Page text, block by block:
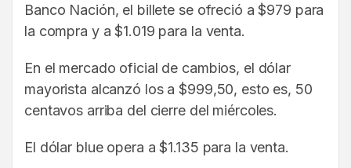
Banco Nación, el billete se ofreció a $979 para
la compra y a $1.019 para la venta.
En el mercado oficial de cambios, el dólar
mayorista alcanzó los a $999,50, esto es, 50
centavos arriba del cierre del miércoles.
El dólar blue opera a $1.135 para la venta.